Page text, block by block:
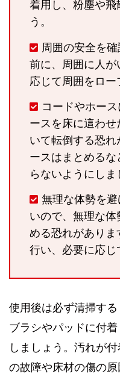
着用し、粉塵や飛
う。
周囲の安全を
前に、周囲に人が
応じて周囲をロー
コードやホー
ースを床に這わ
いて転倒する恐
ースはまとめる
らないようにしま
無理な体勢を
いので、無理な
める恐れがありま
行い、必要に応じ
使用後は必ず清掃する
ブラシやパッドに付
しましょう。汚れが
の故障や床材の傷の原